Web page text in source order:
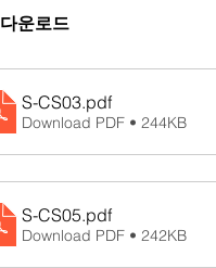
다운로드
S-CS03.pdf
Download PDF • 244KB
S-CS05.pdf
Download PDF • 242KB